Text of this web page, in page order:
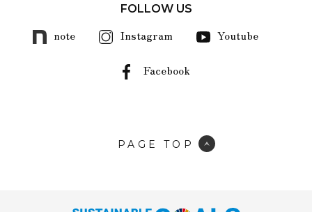
FOLLOW US
note Instagram Youtube
Facebook
PAGE TOP